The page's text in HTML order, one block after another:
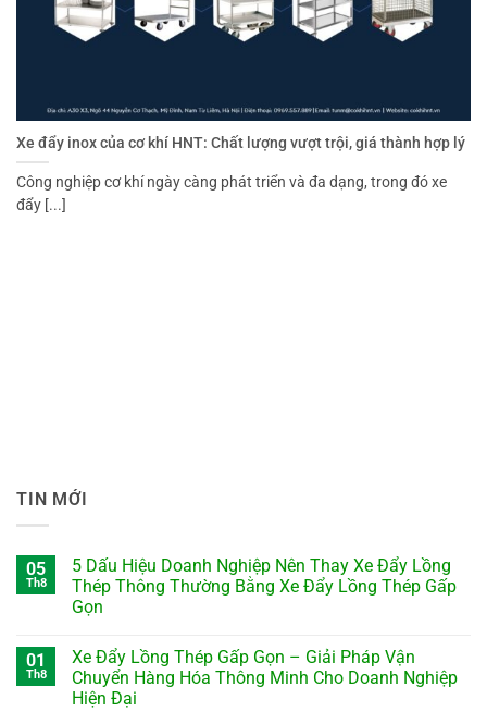
Xe đẩy inox của cơ khí HNT: Chất lượng vượt trội, giá thành hợp lý
Công nghiệp cơ khí ngày càng phát triển và đa dạng, trong đó xe
đẩy [...]
TIN MỚI
05
Th8
5 Dấu Hiệu Doanh Nghiệp Nên Thay Xe Đẩy Lồng
Thép Thông Thường Bằng Xe Đẩy Lồng Thép Gấp
Gọn
01
Th8
Xe Đẩy Lồng Thép Gấp Gọn – Giải Pháp Vận
Chuyển Hàng Hóa Thông Minh Cho Doanh Nghiệp
Hiện Đại